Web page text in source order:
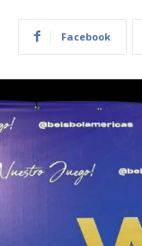
Facebook